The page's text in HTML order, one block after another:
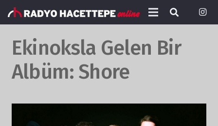
Ekinoksla Gelen Bir
Albüm: Shore